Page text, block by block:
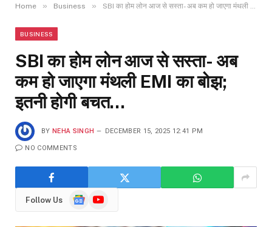
Home » Business » SBI का होम लोन आज से सस्ता- अब कम हो जाएगा मंथली EMI का बोझ; इतनी होगी बचत…
BUSINESS
SBI का होम लोन आज से सस्ता- अब
कम हो जाएगा मंथली EMI का बोझ;
इतनी होगी बचत…
BY NEHA SINGH DECEMBER 15, 2025 12:41 PM
NO COMMENTS
Follow Us
GoogleYouTube